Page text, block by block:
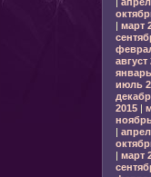
| март
август
июль
2015|
|
| март